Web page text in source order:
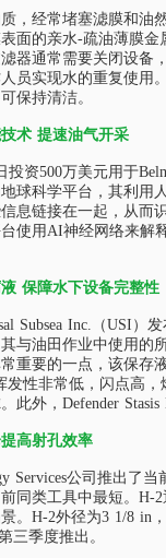
，经常堵塞滤膜和油
面的亲水-疏油薄膜
器通常需要关闭设备
员实现水的重复使用
保持清洁。
术 提速油气开采
投资500万美元用于
球科学平台，其利用
息链接在一起，从而
使用AI神经网络来解
保障水下设备完整性
Subsea Inc.（USI）
与油田作业中使用的
重要的一点，该保存
发性非常低，闪点高
此外，Defender
高射孔效率
Services公司推出了
同类工具中最短。H-
。H-2外径为3 1/8 in
三季度推出。